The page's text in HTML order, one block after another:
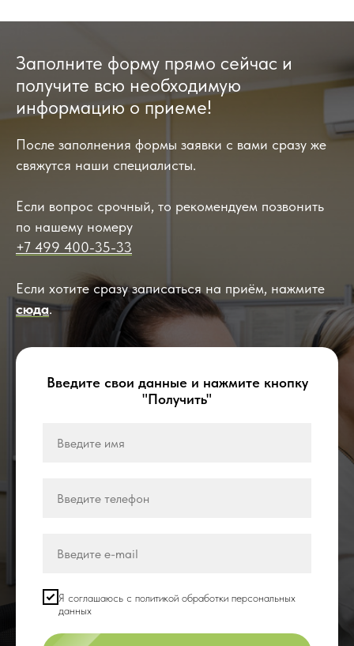
Заполните форму прямо сейчас и
получите всю необходимую
информацию о приеме!
После заполнения формы заявки с вами сразу же
свяжутся наши специалисты.
Если вопрос срочный, то рекомендуем позвонить
по нашему номеру
+7 499 400-35-33
Если хотите сразу записаться на приём, нажмите
сюда.
Введите свои данные и нажмите кнопку
"Получить"
Я соглашаюсь с политикой обработки персональных
данных